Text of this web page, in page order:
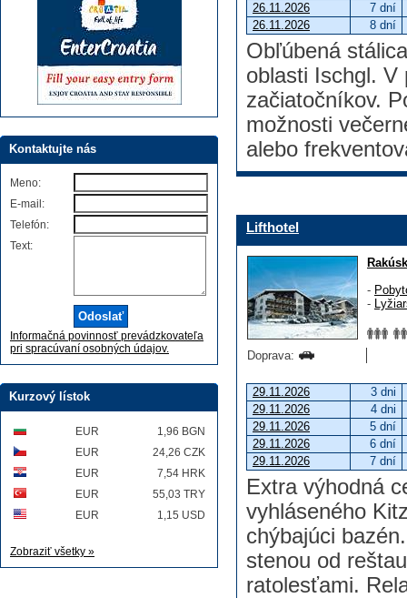
26.11.2026
7 dní
26.11.2026
8 dní
Obľúbená
oblasti Ischgl. V
začiatočníkov.
možnosti
alebo
Lifthotel
-
-
Doprava:
29.11.2026
3 dni
29.11.2026
4 dni
29.11.2026
5 dní
29.11.2026
6 dní
29.11.2026
7 dní
Extra výhodná
vyhláseného
chýbajúci
stenou od
ratolesťami.
Kontaktujte nás
Meno:
E-mail:
Telefón:
Text:
Informačná povinnosť prevádzkovateľa
pri spracúvaní osobných údajov.
Kurzový lístok
EUR
1,96 BGN
EUR
24,26 CZK
EUR
7,54 HRK
EUR
55,03 TRY
EUR
1,15 USD
Zobraziť všetky »